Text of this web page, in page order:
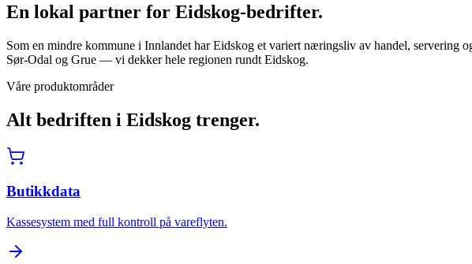
En lokal partner for Eidskog-bedrifter.
Som en mindre kommune i Innlandet har Eidskog et variert næringsliv av handel, servering
Sør-Odal og Grue — vi dekker hele regionen rundt Eidskog.
Våre produktområder
Alt bedriften i Eidskog trenger.
Butikkdata
Kassesystem med full kontroll på vareflyten.